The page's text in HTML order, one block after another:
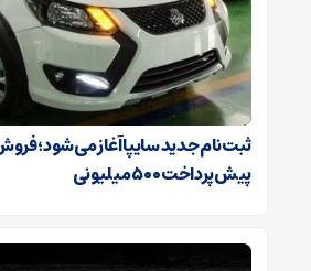
پیش‌پرداخت ۵۰۰ میلیونی